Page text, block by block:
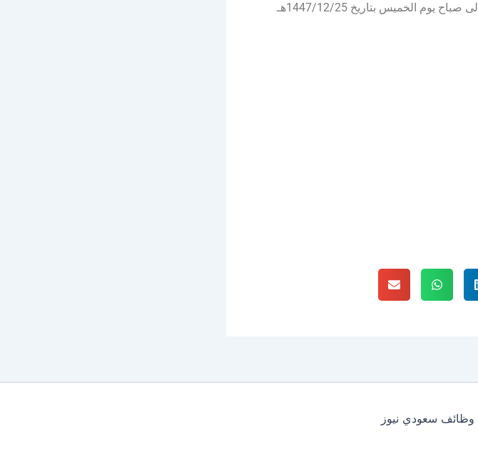
بتاريخ 1447/12/20هـ الموافق 2026/06/06م، إلى صباح يوم الخميس بتاريخ 1447/12/25هـ